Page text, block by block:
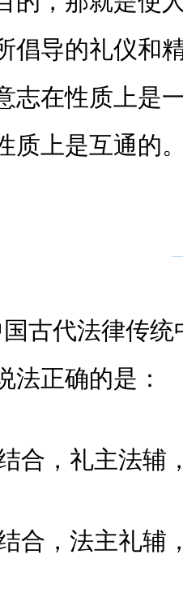
倡导的礼仪和
志在性质上是
质上是互通的
代法律传统
法正确的是：
，礼主法辅
，法主礼辅